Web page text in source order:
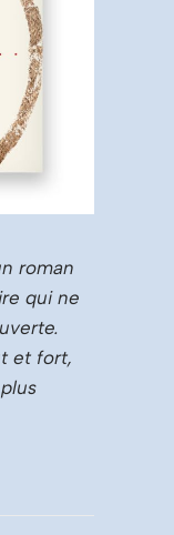
roman
qui ne
et fort,